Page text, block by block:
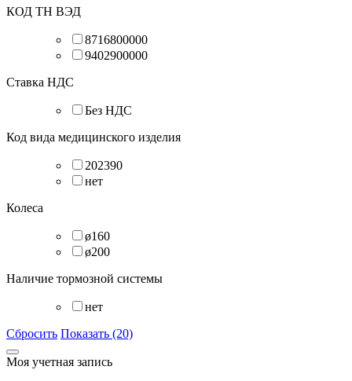
КОД ТН ВЭД
8716800000
9402900000
Ставка НДС
Без НДС
Код вида медицинского изделия
202390
нет
Колеса
ø160
ø200
Наличие тормозной системы
нет
Сбросить Показать (20)
Моя учетная запись